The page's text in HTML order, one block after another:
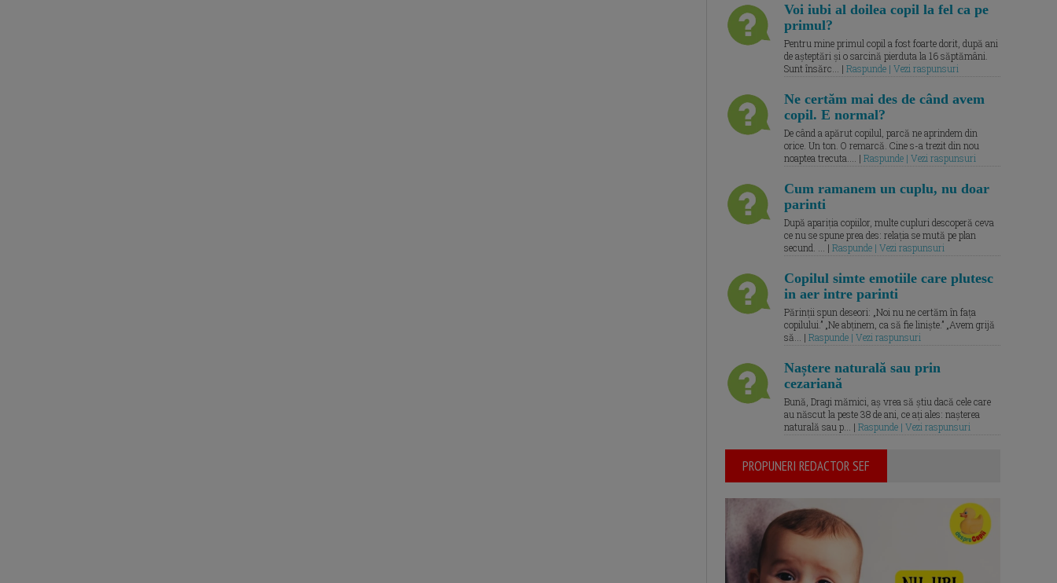
Voi iubi al doilea copil la fel ca pe
primul?
Pentru mine primul copil a fost foarte dorit, după ani
de așteptări și o sarcină pierduta la 16 săptămâni.
Sunt însărc... | Raspunde | Vezi raspunsuri
Ne certăm mai des de când avem
copil. E normal?
De când a apărut copilul, parcă ne aprindem din
orice. Un ton. O remarcă. Cine s-a trezit din nou
noaptea trecuta.... | Raspunde | Vezi raspunsuri
Cum ramanem un cuplu, nu doar
parinti
După apariția copiilor, multe cupluri descoperă ceva
ce nu se spune prea des: relația se mută pe plan
secund. ... | Raspunde | Vezi raspunsuri
Copilul simte emotiile care plutesc
in aer intre parinti
Părinții spun deseori: „Noi nu ne certăm în fața
copilului.” „Ne abținem, ca să fie liniște.” „Avem grijă
să... | Raspunde | Vezi raspunsuri
Naștere naturală sau prin
cezariană
Bună, Dragi mămici, aș vrea să știu dacă cele care
au născut la peste 38 de ani, ce ați ales: nașterea
naturală sau p... | Raspunde | Vezi raspunsuri
PROPUNERI REDACTOR SEF